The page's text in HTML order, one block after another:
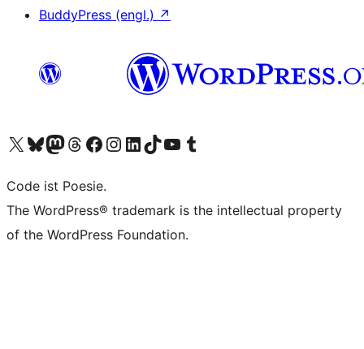
BuddyPress (engl.) ↗
Unser X-Konto (früher Twitter) besuchen
Unser Bluesky-Konto besuchen
Unser Mastodon-Konto besuchen
Unser Threads-Konto besuchen
Unsere Facebook-Seite besuchen
Unser Instagram-Konto besuchen
Unser LinkedIn-Konto besuchen
Unser TikTok-Konto besuchen
Unseren YouTube-Kanal besuchen
Unser Tumblr-Konto besuchen
Code ist Poesie.
The WordPress® trademark is the intellectual property
of the WordPress Foundation.